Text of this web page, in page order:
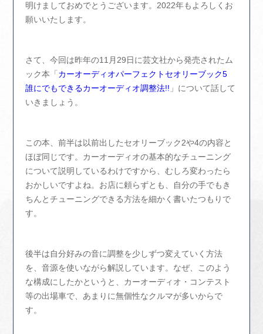
明けましておめでとうございます。2022年もよろしくお
願いいたします。
さて、今回は昨年の11月29日に芸文社から発売されたム
ック本「 カーオーディオパーフェクトセオリーブック5
誰にでもできるカーオーディオ調整法!! 」について話して
いきましょう。
この本、前半は以前出したセオリーブック2や4の内容と
ほぼ同じです。カーオーディオの基本的なチューニング
について説明しているわけですから、むしろ変わったら
おかしいですよね。お店に頼らずとも、自分の手でもき
ちんとチューニングできる方法を細かく書いたつもりで
す。
後半は自分好みの音に調整を少しずつ変えていく方法
を、音源を使いながら解説しています。なぜ、このよう
な構成にしたかというと、カーオーディオ・コンテスト
等の出場車で、あまりに無個性なクルマが多いからで
す。